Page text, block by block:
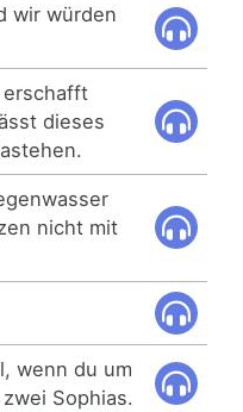
wir würden
erschafft
dieses
nicht mit
wenn du um
Sophias.